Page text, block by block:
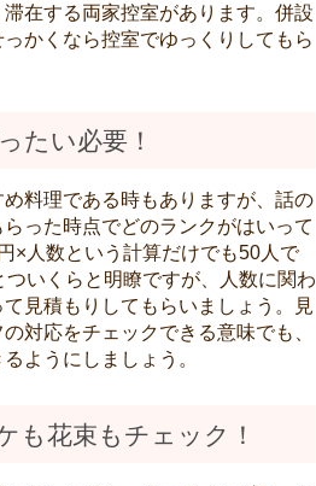
在する両家控室があります。併設
かくなら控室でゆっくりしてもら
たい必要！
料理である時もありますが、話の
った時点でどのランクがはいって
×人数という計算だけでも50人で
いくらと明瞭ですが、人数に関わ
見積もりしてもらいましょう。見
対応をチェックできる意味でも、
ようにしましょう。
も花束もチェック！